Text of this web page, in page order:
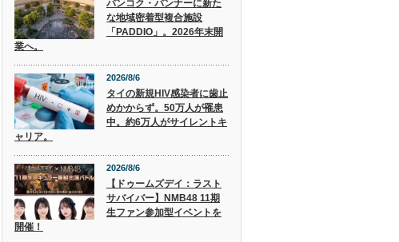
バンコク・バンナーに新た
な地域密着型複合施設
「PADDIO」。2026年末開
業へ。
2026/8/6
タイの新規HIV感染者に歯止
めかからず。50万人が罹患
中。約6万人がサイレントキ
ャリア。
2026/8/6
【ドゥームズデイ：ラスト
サバイバー】NMB48 11期
生ファン参加型イベントを
開催！